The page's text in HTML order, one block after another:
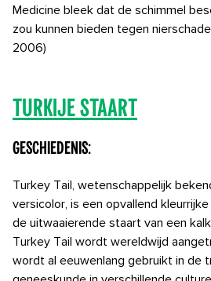
Medicine bleek dat de schimmel
zou kunnen bieden tegen
2006)
Turkije staart
Geschiedenis:
Turkey Tail, wetenschappelijk
versicolor, is een opvallend
de uitwaaierende staart van een
Turkey Tail wordt wereldwijd
wordt al eeuwenlang gebruikt in de